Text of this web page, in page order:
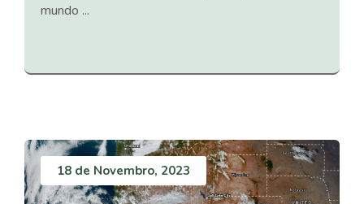
mundo ...
18 de Novembro, 2023